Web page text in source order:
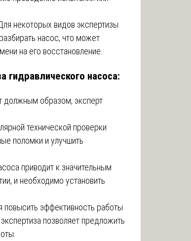
некоторых видов экспертизы
насос, что может
на его восстановление.
гидравлического насоса:
должным образом, эксперт
технической проверки
поломки и улучшить
приводит к значительным
и необходимо установить
повысить эффективность работы
позволяет предложить